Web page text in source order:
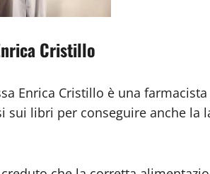
Cristillo
Enrica Cristillo è una
sui libri per conseguire anche la